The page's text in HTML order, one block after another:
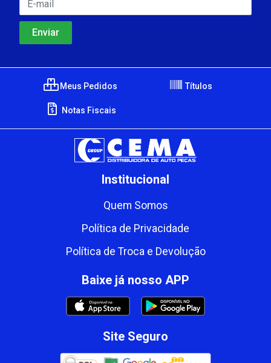
Meus Pedidos Títulos
Notas Fiscais
Institucional
Quem Somos
Política de Privacidade
Política de Troca e Devolução
Baixe já nosso APP
Site Seguro